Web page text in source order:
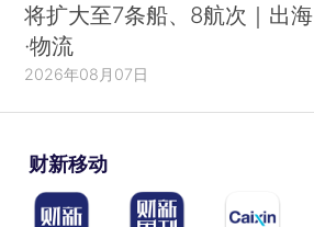
将扩大至7条船、8航次｜出海
·物流
2026年08月07日
财新移动